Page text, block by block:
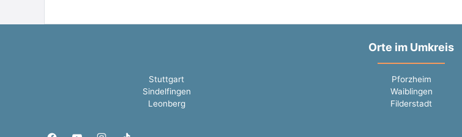
Orte im Umkreis
Stuttgart Pforzheim
Sindelfingen
Waiblingen
Leonberg
Filderstadt